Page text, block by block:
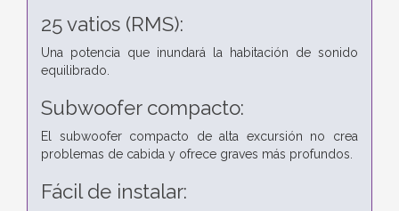
25 vatios (RMS):
Una potencia que inundará la habitación de sonido
equilibrado.
Subwoofer compacto:
El subwoofer compacto de alta excursión no crea
problemas de cabida y ofrece graves más profundos.
Fácil de instalar: